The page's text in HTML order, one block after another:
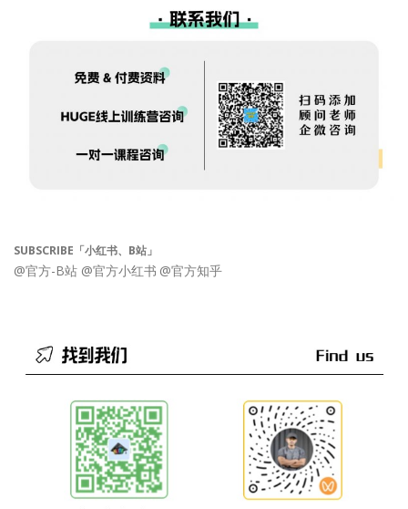
SUBSCRIBE「小红书、B站」
@官方-B站 @官方小红书 @官方知乎